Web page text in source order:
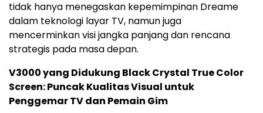
tidak hanya menegaskan kepemimpinan Dreame
dalam teknologi layar TV, namun juga
mencerminkan visi jangka panjang dan rencana
strategis pada masa depan.
V3000 yang Didukung Black Crystal True Color
Screen: Puncak Kualitas Visual untuk
Penggemar TV dan Pemain Gim